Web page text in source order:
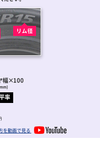
リム径
幅×100
率
を動画で見る